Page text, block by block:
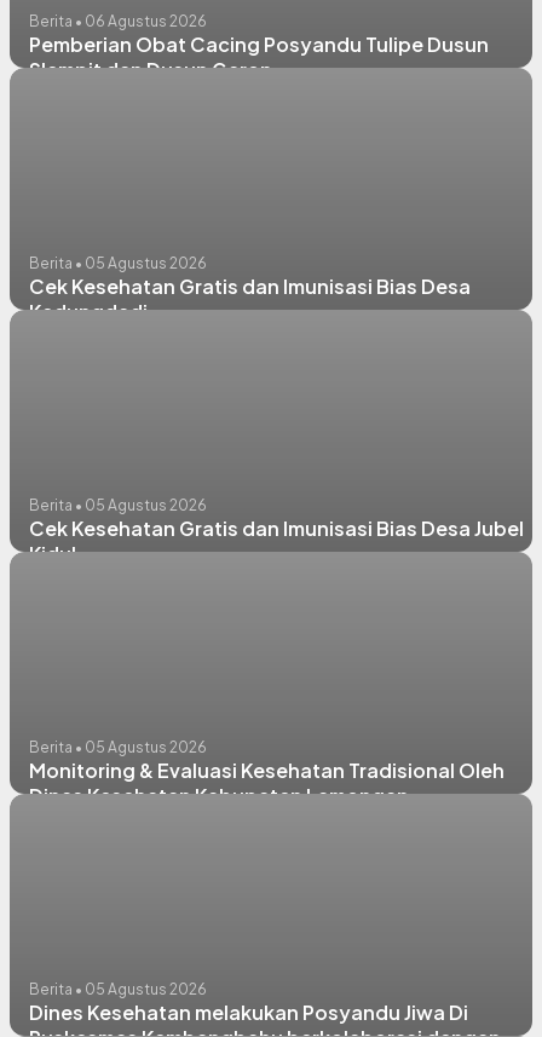
Berita • 06 Agustus 2026
Pemberian Obat Cacing Posyandu Tulipe Dusun
Slempit dan Dusun Garon
Berita • 05 Agustus 2026
Cek Kesehatan Gratis dan Imunisasi Bias Desa
Kedungdadi
Berita • 05 Agustus 2026
Cek Kesehatan Gratis dan Imunisasi Bias Desa Jubel
Kidul
Berita • 05 Agustus 2026
Monitoring & Evaluasi Kesehatan Tradisional Oleh
Dinas Kesehatan Kabupaten Lamongan
Berita • 05 Agustus 2026
Dines Kesehatan melakukan Posyandu Jiwa Di